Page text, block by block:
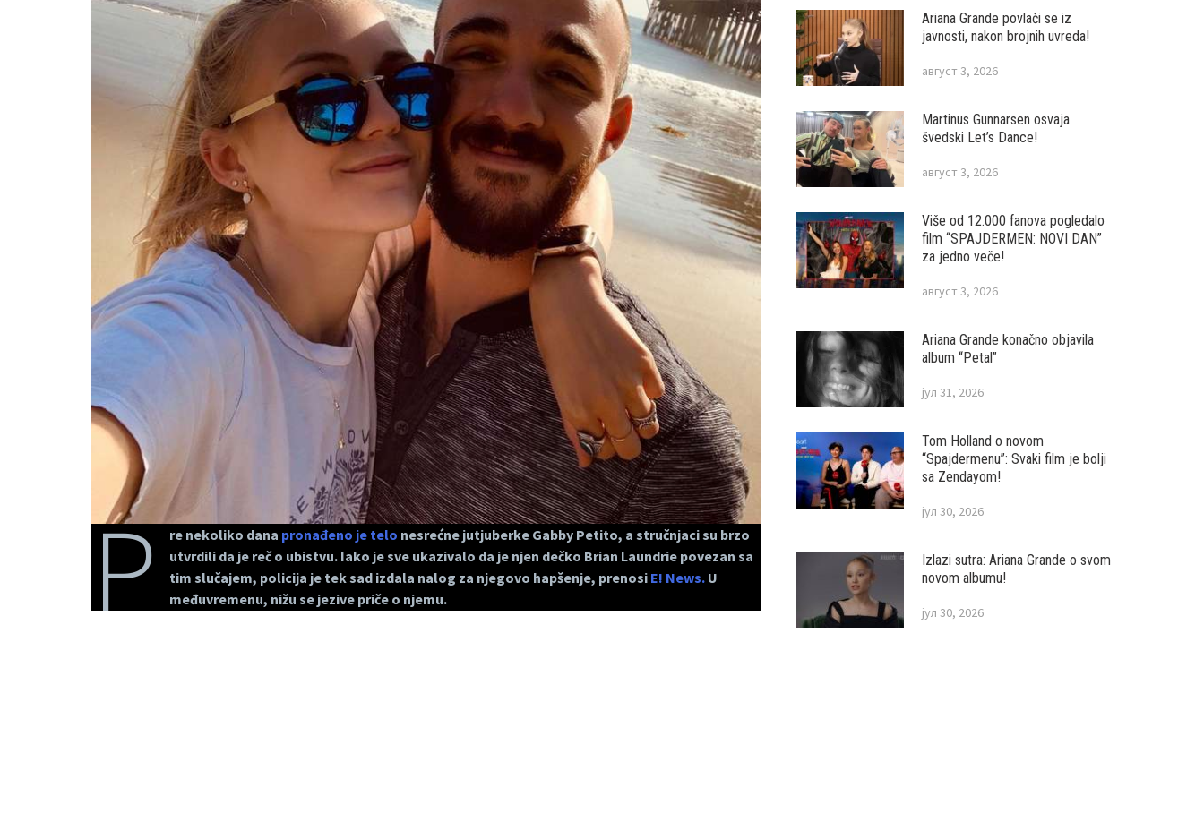
P re nekoliko dana pronađeno je telo nesrećne jutjuberke Gabby Petito, a stručnjaci su brzo
utvrdili da je reč o ubistvu. Iako je sve ukazivalo da je njen dečko Brian Laundrie povezan sa
tim slučajem, policija je tek sad izdala nalog za njegovo hapšenje, prenosi E! News. U
međuvremenu, nižu se jezive priče o njemu.
Ariana Grande povlači se iz
javnosti, nakon brojnih uvreda!
август 3, 2026
Martinus Gunnarsen osvaja
švedski Let’s Dance!
август 3, 2026
Više od 12.000 fanova pogledalo
film “SPAJDERMEN: NOVI DAN”
za jedno veče!
август 3, 2026
Ariana Grande konačno objavila
album “Petal”
јул 31, 2026
Tom Holland o novom
“Spajdermenu”: Svaki film je bolji
sa Zendayom!
јул 30, 2026
Izlazi sutra: Ariana Grande o svom
novom albumu!
јул 30, 2026